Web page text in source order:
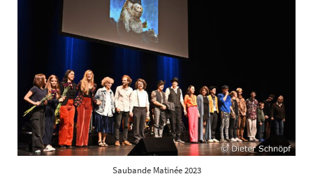
Saubande Matinée 2023